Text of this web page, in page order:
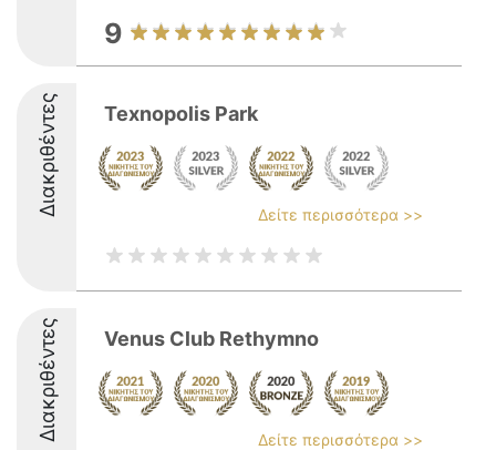
9
Διακριθέντες Texnopolis Park
Δείτε περισσότερα >>
Διακριθέντες Venus Club Rethymno
Δείτε περισσότερα >>